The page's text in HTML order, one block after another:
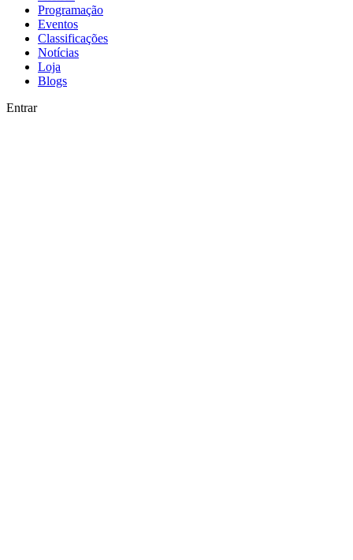
Programação
Eventos
Classificações
Notícias
Loja
Blogs
Entrar